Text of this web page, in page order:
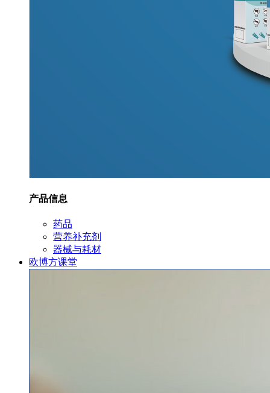
产品信息
药品
营养补充剂
器械与耗材
欧博方课堂